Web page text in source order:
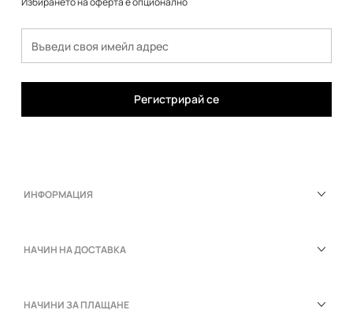
Регистрирай се
ИНФОРМАЦИЯ
НАЧИН НА ДОСТАВКА
НАЧИНИ ЗА ПЛАЩАНЕ